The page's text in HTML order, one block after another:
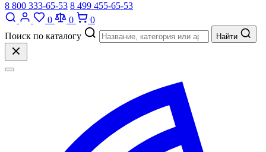
8 800 333-65-53 8 499 455-65-53
0
0
0
Поиск по каталогу
Найти